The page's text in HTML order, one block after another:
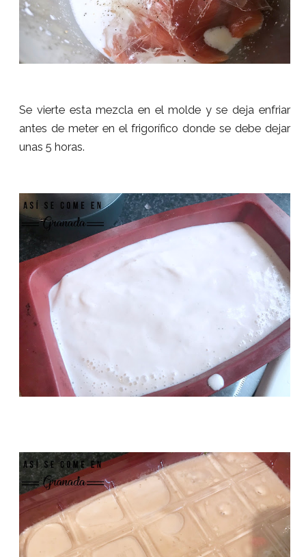
Se vierte esta mezcla en el molde y se deja enfriar
antes de meter en el frigorífico donde se debe dejar
unas 5 horas.